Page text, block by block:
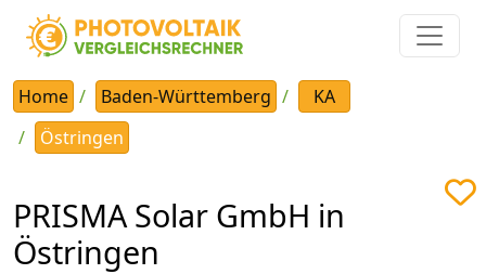
Home Baden-Württemberg
KA
Östringen
PRISMA Solar GmbH in
Östringen